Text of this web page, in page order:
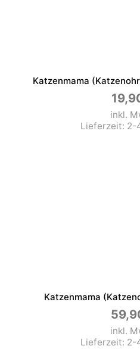
Katzenmama
inkl.
Lieferzeit: 2-
Katzenmama
inkl.
Lieferzeit: 2-